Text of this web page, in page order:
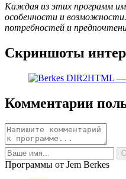
Каждая из этих программ
особенности и
потребностей и
Скриншоты
Комментарии
Программы от Jem Berkes